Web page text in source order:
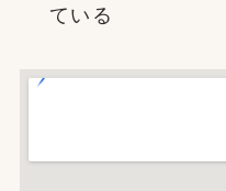
ている